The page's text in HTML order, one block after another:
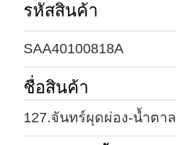
รหัสสินค้า
SAA40100818A
ชื่อสินค้า
127.จันทร์ผุดผ่อง-น้ำตาล